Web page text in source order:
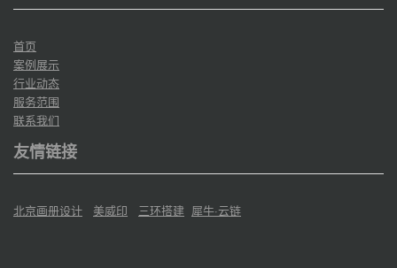
首页
案例展示
行业动态
服务范围
联系我们
友情链接
北京画册设计 美威印 三环搭建 犀牛·云链